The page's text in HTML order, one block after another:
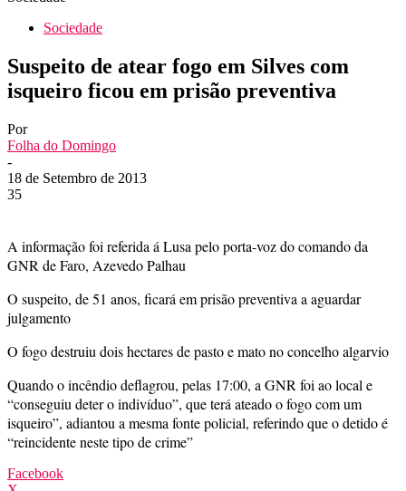
Sociedade
Suspeito de atear fogo em Silves com
isqueiro ficou em prisão preventiva
Por
Folha do Domingo
-
18 de Setembro de 2013
35
A informação foi referida á Lusa pelo porta-voz do comando da
GNR de Faro, Azevedo Palhau
O suspeito, de 51 anos, ficará em prisão preventiva a aguardar
julgamento
O fogo destruiu dois hectares de pasto e mato no concelho algarvio
Quando o incêndio deflagrou, pelas 17:00, a GNR foi ao local e
“conseguiu deter o indivíduo”, que terá ateado o fogo com um
isqueiro”, adiantou a mesma fonte policial, referindo que o detido é
“reincidente neste tipo de crime”
Facebook